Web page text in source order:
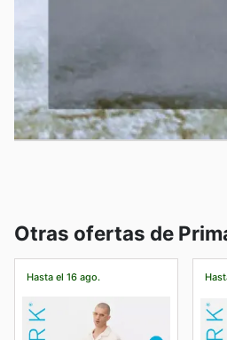
Otras ofertas de
Hasta el 16 ago.